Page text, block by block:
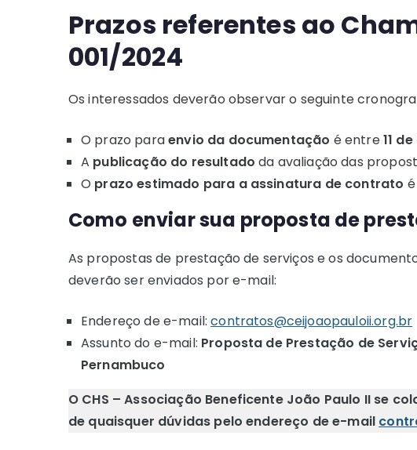
Prazos referentes ao
001/2024
Os interessados deverão observar o seguinte
O prazo paraenvio da documentação é entre11
A publicação do resultado da avaliação das
O prazo estimado para a assinatura de contrato
Como enviar sua proposta de
As propostas de prestação de serviços e os
deverão ser enviados por e-mail:
Endereço de e-mail:contratos@ceijoaopauloii.org.br
Assunto do e-mail: Proposta de Prestação de
Pernambuco
O CHS – Associação Beneficente João Paulo II se
de quaisquer dúvidas pelo endereço de e-mail